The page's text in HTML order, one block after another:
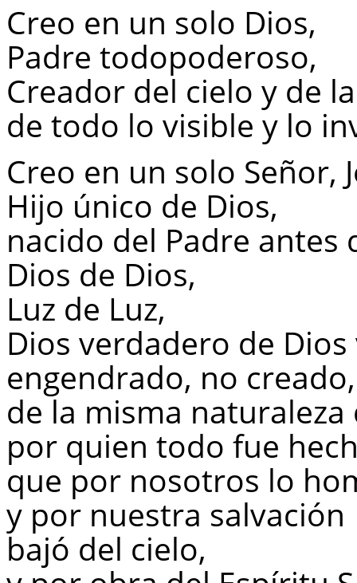
Creo en un solo Dios,
Padre todopoderoso,
Creador del cielo y de
de todo lo visible y lo
Creo en un solo Señor,
Hijo único de Dios,
nacido del Padre
Dios de Dios,
Luz de Luz,
Dios verdadero de
engendrado, no
de la misma
por quien todo fue
que por nosotros lo
y por nuestra salvación
bajó del cielo,